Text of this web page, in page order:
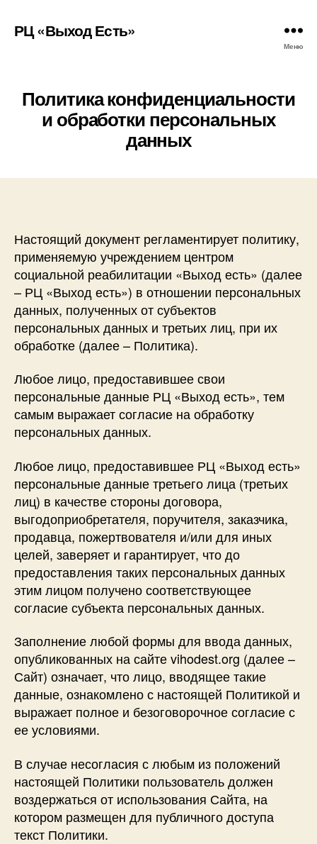
РЦ «Выход Есть»
Меню
Политика конфиденциальности
и обработки персональных
данных
Настоящий документ регламентирует политику,
применяемую учреждением центром
социальной реабилитации «Выход есть» (далее
– РЦ «Выход есть») в отношении персональных
данных, полученных от субъектов
персональных данных и третьих лиц, при их
обработке (далее – Политика).​
​Любое лицо, предоставившее свои
персональные данные РЦ «Выход есть», тем
самым выражает согласие на обработку
персональных данных.
​Любое лицо, предоставившее РЦ «Выход есть»
персональные данные третьего лица (третьих
лиц) в качестве стороны договора,
выгодоприобретателя, поручителя, заказчика,
продавца, пожертвователя и/или для иных
целей, заверяет и гарантирует, что до
предоставления таких персональных данных
этим лицом получено соответствующее
согласие субъекта персональных данных.
​Заполнение любой формы для ввода данных,
опубликованных на сайте vihodest.org (далее –
Сайт) означает, что лицо, вводящее такие
данные, ознакомлено с настоящей Политикой и
выражает полное и безоговорочное согласие с
ее условиями.
​В случае несогласия с любым из положений
настоящей Политики пользователь должен
воздержаться от использования Сайта, на
котором размещен для публичного доступа
текст Политики.